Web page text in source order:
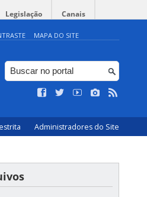
Legislação Canais
MAPA DO SITE
Administradores do Site